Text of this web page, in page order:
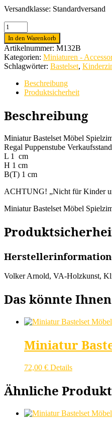
Versandklasse: Standardversand
Miniatur
Bastelset
Möbel
Spielzimmer
Nr.
1
In den Warenkorb
Artikelnummer: M132B
Kategorien: Miniaturen -
Schlagwörter: Bastelset,
Beschreibung
Produktsicherheit
Beschreibung
Miniatur Bastelset Möbel
Regal Puppenstube
L 1 cm
H 1 cm
B(T) 1 cm
ACHTUNG! „Nicht für Kinder
Miniatur Bastelset Möbel
Volker Arnold, VA-Holzkunst,
Das könnte
Miniatur
72,00 € Details
Ähnliche